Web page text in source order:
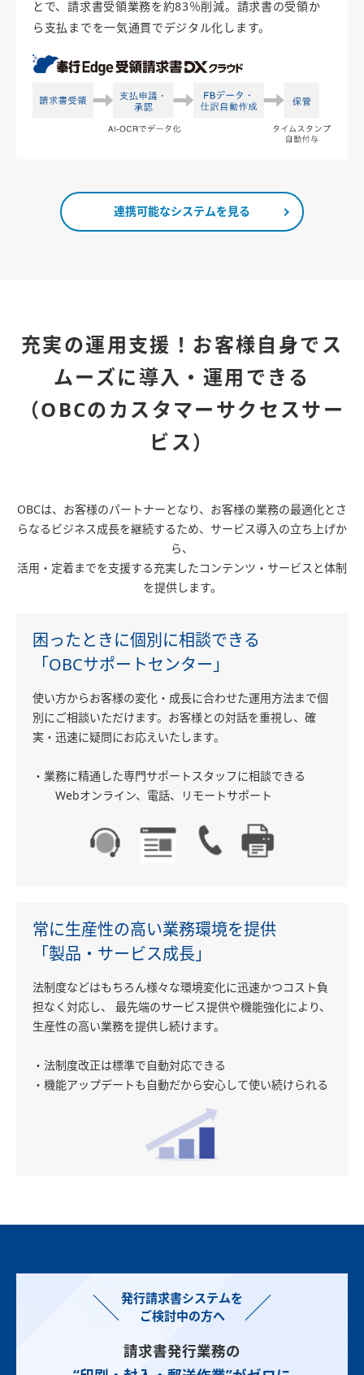
とで、請求書受領業務を約83％削減。請求書の受領か
ら支払までを一気通貫でデジタル化します。
連携可能なシステムを見る
充実の運用支援！お客様自身でス
ムーズに導入・運用できる
（OBCのカスタマーサクセスサー
ビス）
OBCは、お客様のパートナーとなり、お客様の業務の最適化とさ
らなるビジネス成長を継続するため、サービス導入の立ち上げか
ら、
活用・定着までを支援する充実したコンテンツ・サービスと体制
を提供します。
困ったときに個別に相談できる
「OBCサポートセンター」
使い方からお客様の変化・成長に合わせた運用方法まで個
別にご相談いただけます。お客様との対話を重視し、確
実・迅速に疑問にお応えいたします。
・業務に精通した専門サポートスタッフに相談できる
Webオンライン、電話、リモートサポート
常に生産性の高い業務環境を提供
「製品・サービス成長」
法制度などはもちろん様々な環境変化に迅速かつコスト負
担なく対応し、 最先端のサービス提供や機能強化により、
生産性の高い業務を提供し続けます。
・法制度改正は標準で自動対応できる
・機能アップデートも自動だから安心して使い続けられる
発行請求書システムを
ご検討中の方へ
請求書発行業務の